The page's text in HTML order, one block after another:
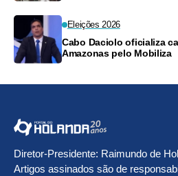
Eleições 2026
Cabo Daciolo oficializa
Amazonas pelo Mobiliza
Diretor-Presidente: Raimundo de
Artigos assinados são de